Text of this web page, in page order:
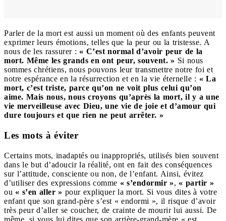
Parler de la mort est aussi un moment où des enfants peuvent
exprimer leurs émotions, telles que la peur ou la tristesse. A
nous de les rassurer : « C’est normal d’avoir peur de la
mort. Même les grands en ont peur, souvent. » Si nous
sommes chrétiens, nous pouvons leur transmettre notre foi et
notre espérance en la résurrection et en la vie éternelle : « La
mort, c’est triste, parce qu’on ne voit plus celui qu’on
aime. Mais nous, nous croyons qu’après la mort, il y a une
vie merveilleuse avec Dieu, une vie de joie et d’amour qui
dure toujours et que rien ne peut arrêter. »
Les mots à éviter
Certains mots, inadaptés ou inappropriés, utilisés bien souvent
dans le but d’adoucir la réalité, ont en fait des conséquences
sur l’attitude, consciente ou non, de l’enfant. Ainsi, évitez
d’utiliser des expressions comme « s’endormir », « partir »
ou « s’en aller » pour expliquer la mort. Si vous dites à votre
enfant que son grand-père s’est « endormi », il risque d’avoir
très peur d’aller se coucher, de crainte de mourir lui aussi. De
même, si vous lui dites que son arrière-grand-mère « est